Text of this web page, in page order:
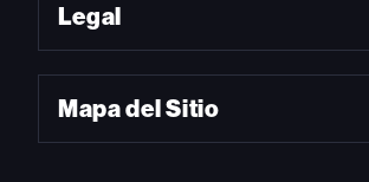
Legal
Mapa del Sitio